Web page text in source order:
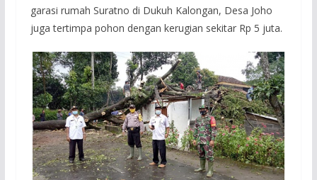
garasi rumah Suratno di Dukuh Kalongan, Desa Joho
juga tertimpa pohon dengan kerugian sekitar Rp 5 juta.